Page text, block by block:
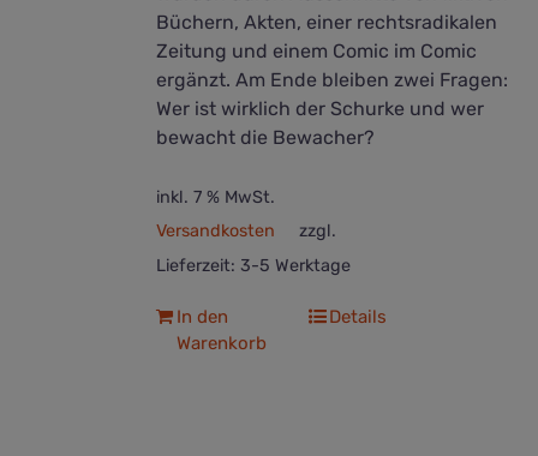
Büchern, Akten, einer rechtsradikalen
Zeitung und einem Comic im Comic
ergänzt. Am Ende bleiben zwei Fragen:
Wer ist wirklich der Schurke und wer
bewacht die Bewacher?
inkl. 7 % MwSt.
zzgl.
Versandkosten
Lieferzeit: 3-5 Werktage
In den
Warenkorb
Details